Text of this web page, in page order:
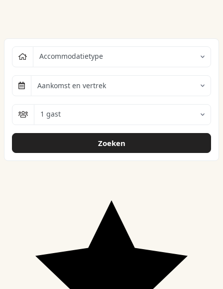
Accommodatietype
Aankomst en vertrek
1 gast
Zoeken